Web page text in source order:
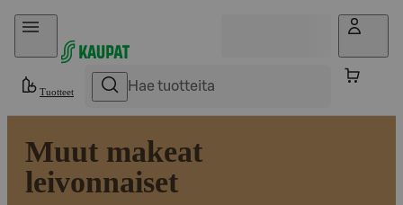
Hyppää sisältöön
Tuotteet
Muut makeat
leivonnaiset